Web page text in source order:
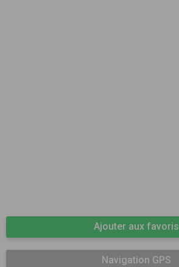
Ajouter aux favoris
Navigation GPS